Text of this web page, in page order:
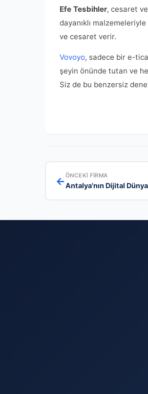
Efe Tesbihler, cesaret
dayanıklı
ve cesaret verir.
Vovoyo, sadece bir e-
şeyin önünde tutan ve
Siz de bu benzersiz
←ÖNCEKI FIRMA
Antalya'nın Dijital